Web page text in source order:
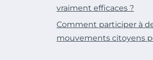
vraiment efficaces ?
Comment participer à
mouvements citoyens